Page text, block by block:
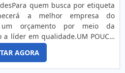
quem busca por etiqueta
a melhor empresa do
um orçamento por meio da
líder em qualidade.UM POUCO
BANDEIRINHASe alguém quer
em uma empresa
o site da Etiquetas ncora.
AGORA